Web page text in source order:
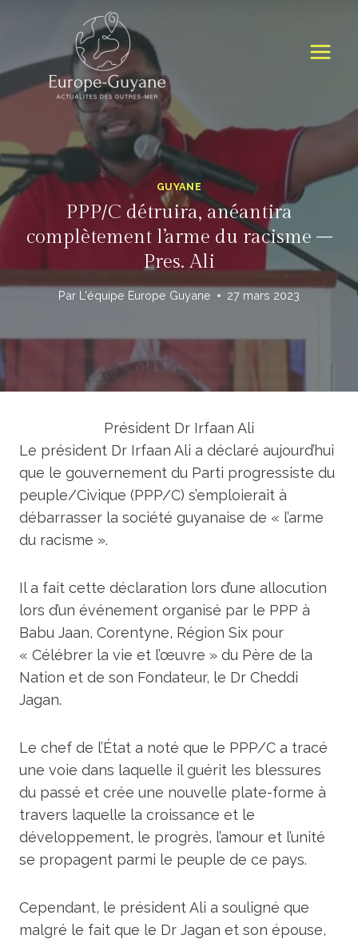
content
GUYANE
PPP/C détruira, anéantira
complètement l’arme du racisme –
Pres. Ali
Par L'équipe Europe Guyane 27 mars 2023
Président Dr Irfaan Ali
Le président Dr Irfaan Ali a déclaré aujourd’hui
que le gouvernement du Parti progressiste du
peuple/Civique (PPP/C) s’emploierait à
débarrasser la société guyanaise de « l’arme
du racisme ».
Il a fait cette déclaration lors d’une allocution
lors d’un événement organisé par le PPP à
Babu Jaan, Corentyne, Région Six pour
« Célébrer la vie et l’œuvre » du Père de la
Nation et de son Fondateur, le Dr Cheddi
Jagan.
Le chef de l’État a noté que le PPP/C a tracé
une voie dans laquelle il guérit les blessures
du passé et crée une nouvelle plate-forme à
travers laquelle la croissance et le
développement, le progrès, l’amour et l’unité
se propagent parmi le peuple de ce pays.
Cependant, le président Ali a souligné que
malgré le fait que le Dr Jagan et son épouse,